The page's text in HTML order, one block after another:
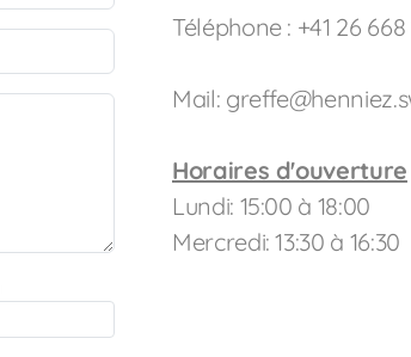
Téléphone : +41 26 668
Mail:
Horaires d'ouverture
Lundi: 15:00 à 18:00
Mercredi: 13:30 à 16:30